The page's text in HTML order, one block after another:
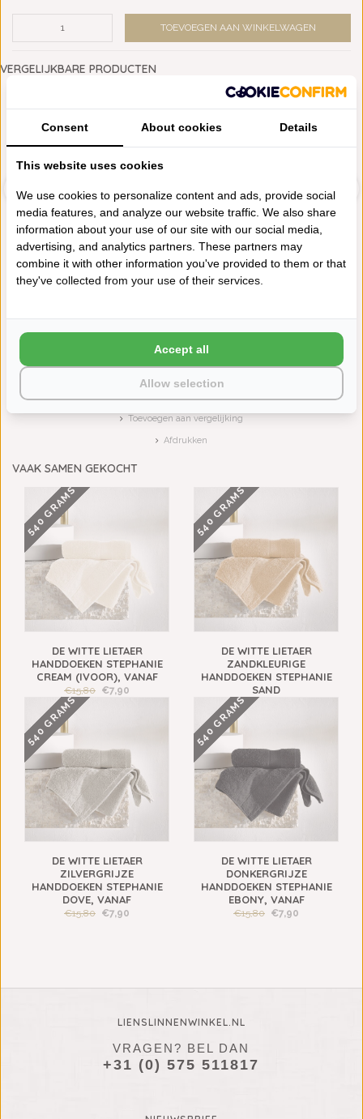
TOEVOEGEN AAN WINKELWAGEN
VERGELIJKBARE PRODUCTEN
540 GRAMS
DE WITTE LIETAER
HANDDOEKEN STEPHANIE...
NIEUW
DE WITTE LIETAER
HANDDOEKEN STEPHANIE...
Schrijf je eigen review
Aan verlanglijst toevoegen
Toevoegen aan vergelijking
Afdrukken
VAAK SAMEN GEKOCHT
540 GRAMS
DE WITTE LIETAER
HANDDOEKEN STEPHANIE
CREAM (IVOOR), VANAF
€15,80 €7,90
540 GRAMS
DE WITTE LIETAER
ZANDKLEURIGE
HANDDOEKEN STEPHANIE
SAND
€15,80
540 GRAMS
DE WITTE LIETAER
ZILVERGRIJZE
HANDDOEKEN STEPHANIE
DOVE, VANAF
€15,80 €7,90
540 GRAMS
DE WITTE LIETAER
DONKERGRIJZE
HANDDOEKEN STEPHANIE
EBONY, VANAF
€15,80 €7,90
LIENSLINNENWINKEL.NL
VRAGEN? BEL DAN
+31 (0) 575 511817
Consent About cookies Details
This website uses cookies
We use cookies to personalize content and ads, provide social
media features, and analyze our website traffic. We also share
information about your use of our site with our social media,
advertising, and analytics partners. These partners may
combine it with other information you've provided to them or that
they've collected from your use of their services.
Allow selection
Accept all